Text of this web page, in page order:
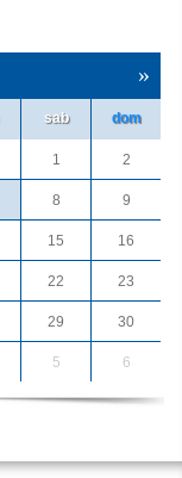
»
sab dom
1 2
8 9
15 16
22 23
29 30
5 6